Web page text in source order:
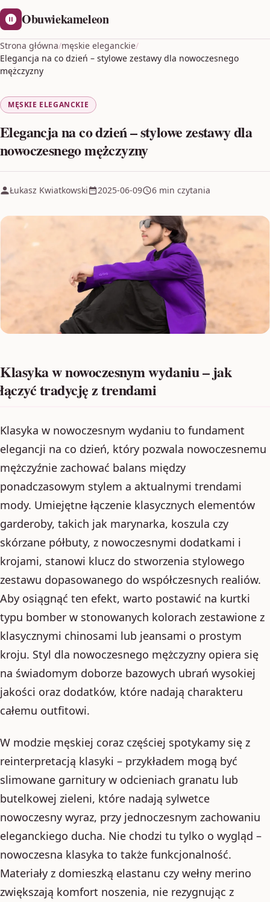
Obuwiekameleon
Strona główna/męskie eleganckie/
Elegancja na co dzień – stylowe zestawy dla nowoczesnego
mężczyzny
MĘSKIE ELEGANCKIE
Elegancja na co dzień – stylowe zestawy dla
nowoczesnego mężczyzny
Łukasz Kwiatkowski 2025-06-09 6 min czytania
Klasyka w nowoczesnym wydaniu – jak
łączyć tradycję z trendami
Klasyka w nowoczesnym wydaniu to fundament
elegancji na co dzień, który pozwala nowoczesnemu
mężczyźnie zachować balans między
ponadczasowym stylem a aktualnymi trendami
mody. Umiejętne łączenie klasycznych elementów
garderoby, takich jak marynarka, koszula czy
skórzane półbuty, z nowoczesnymi dodatkami i
krojami, stanowi klucz do stworzenia stylowego
zestawu dopasowanego do współczesnych realiów.
Aby osiągnąć ten efekt, warto postawić na kurtki
typu bomber w stonowanych kolorach zestawione z
klasycznymi chinosami lub jeansami o prostym
kroju. Styl dla nowoczesnego mężczyzny opiera się
na świadomym doborze bazowych ubrań wysokiej
jakości oraz dodatków, które nadają charakteru
całemu outfitowi.
W modzie męskiej coraz częściej spotykamy się z
reinterpretacją klasyki – przykładem mogą być
slimowane garnitury w odcieniach granatu lub
butelkowej zieleni, które nadają sylwetce
nowoczesny wyraz, przy jednoczesnym zachowaniu
eleganckiego ducha. Nie chodzi tu tylko o wygląd –
nowoczesna klasyka to także funkcjonalność.
Materiały z domieszką elastanu czy wełny merino
zwiększają komfort noszenia, nie rezygnując z